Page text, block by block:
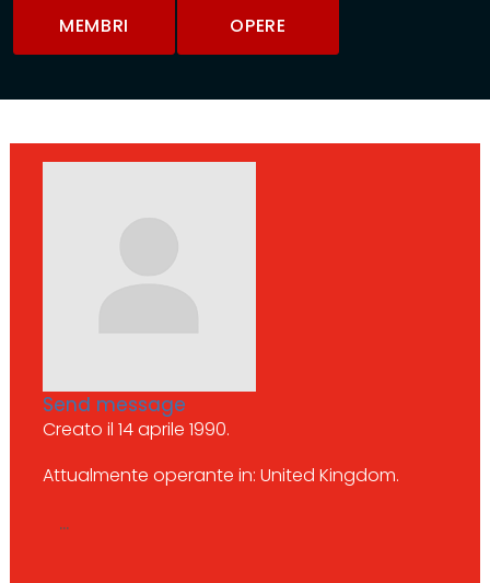
MEMBRI OPERE
Send message
Creato il 14 aprile 1990.
Attualmente operante in: United Kingdom.
...